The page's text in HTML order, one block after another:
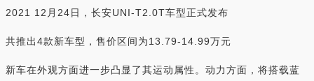
2021 12月24日，长安UNI-T2.0T车型正式发布
共推出4款新车型，售价区间为13.79-14.99万元
新车在外观方面进一步凸显了其运动属性。动力方面，将搭载蓝